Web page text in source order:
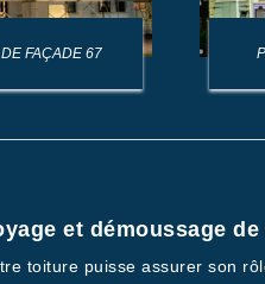
FAÇADE 67
et démoussage
toiture puisse assurer son